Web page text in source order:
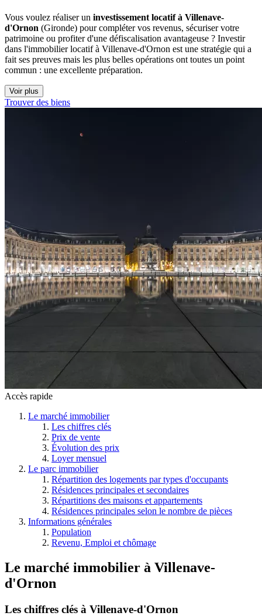
Vous voulez réaliser un investissement locatif à Villenave-
d'Ornon (Gironde) pour compléter vos revenus, sécuriser votre
patrimoine ou profiter d'une défiscalisation avantageuse ? Investir
dans l'immobilier locatif à Villenave-d'Ornon est une stratégie qui a
fait ses preuves mais les plus belles opérations ont toutes un point
commun : une excellente préparation.
Voir plus
Trouver des biens
Accès rapide
Le marché immobilier
Les chiffres clés
Prix de vente
Évolution des prix
Loyer mensuel
Le parc immobilier
Répartition des logements par types d'occupants
Résidences principales et secondaires
Répartitions des maisons et appartements
Résidences principales selon le nombre de pièces
Informations générales
Population
Revenu, Emploi et chômage
Le marché immobilier à Villenave-
d'Ornon
Les chiffres clés à Villenave-d'Ornon